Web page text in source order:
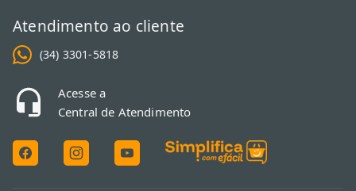
Atendimento ao cliente
(34) 3301-5818
Acesse a
Central de Atendimento